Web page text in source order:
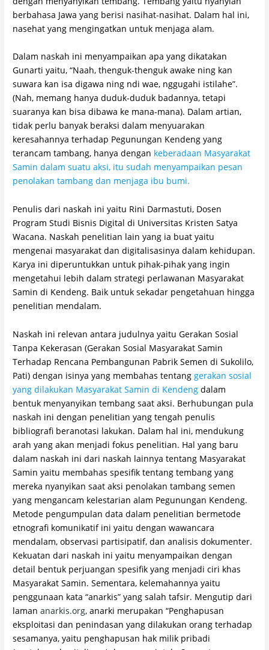
berbahasa Jawa yang berisi nasihat-nasihat. Dalam hal ini,
nasehat yang mengingatkan untuk menjaga alam.
Dalam naskah ini menyampaikan apa yang dikatakan
Gunarti yaitu, “Naah, thenguk-thenguk awake ning kan
suwara kan isa digawa ning ndi wae, nggugahi istilahe”.
(Nah, memang hanya duduk-duduk badannya, tetapi
suaranya kan bisa dibawa ke mana-mana). Dalam artian,
tidak perlu banyak beraksi dalam menyuarakan
keresahannya terhadap Pegunungan Kendeng yang
terancam tambang, hanya dengan keberadaan Masyarakat
Samin dalam suatu aksi, itu sudah menyampaikan pesan
penolakan tambang dan menjaga ibu bumi.
Penulis dari naskah ini yaitu Rini Darmastuti, Dosen
Program Studi Bisnis Digital di Universitas Kristen Satya
Wacana. Naskah penelitian lain yang ia buat yaitu
mengenai masyarakat dan digitalisasinya dalam kehidupan.
Karya ini diperuntukkan untuk pihak-pihak yang ingin
mengetahui lebih dalam strategi perlawanan Masyarakat
Samin di Kendeng. Baik untuk sekadar pengetahuan hingga
penelitian mendalam.
Naskah ini relevan antara judulnya yaitu Gerakan Sosial
Tanpa Kekerasan (Gerakan Sosial Masyarakat Samin
Terhadap Rencana Pembangunan Pabrik Semen di Sukolilo,
Pati) dengan isinya yang membahas tentanggerakan sosial
yang dilakukan Masyarakat Samin di Kendeng dalam
bentuk menyanyikan tembang saat aksi. Berhubungan pula
naskah ini dengan penelitian yang tengah penulis
bibliografi beranotasi lakukan. Dalam hal ini, mendukung
arah yang akan menjadi fokus penelitian. Hal yang baru
dalam naskah ini dari naskah lainnya tentang Masyarakat
Samin yaitu membahas spesifik tentang tembang yang
mereka nyanyikan saat aksi penolakan tambang semen
yang mengancam kelestarian alam Pegunungan Kendeng.
Metode pengumpulan data dalam penelitian bermetode
etnografi komunikatif ini yaitu dengan wawancara
mendalam, observasi partisipatif, dan analisis dokumenter.
Kekuatan dari naskah ini yaitu menyampaikan dengan
detail bentuk perjuangan spesifik yang menjadi ciri khas
Masyarakat Samin. Sementara, kelemahannya yaitu
penggunaan kata “anarkis” yang salah tafsir. Mengutip dari
lamananarkis.org, anarki merupakan “Penghapusan
eksploitasi dan penindasan yang dilakukan orang terhadap
sesamanya, yaitu penghapusan hak milik pribadi